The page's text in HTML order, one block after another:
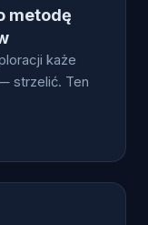
metodę
każe
strzelić. Ten